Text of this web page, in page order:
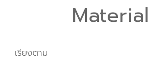
Material
เรียงตาม